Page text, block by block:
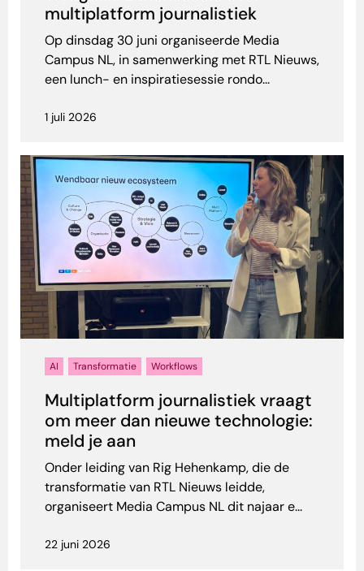
multiplatform journalistiek
Op dinsdag 30 juni organiseerde Media
Campus NL, in samenwerking met RTL Nieuws,
een lunch- en inspiratiesessie rondo...
1 juli 2026
AI Transformatie Workflows
Multiplatform journalistiek vraagt
om meer dan nieuwe technologie:
meld je aan
Onder leiding van Rig Hehenkamp, die de
transformatie van RTL Nieuws leidde,
organiseert Media Campus NL dit najaar e...
22 juni 2026